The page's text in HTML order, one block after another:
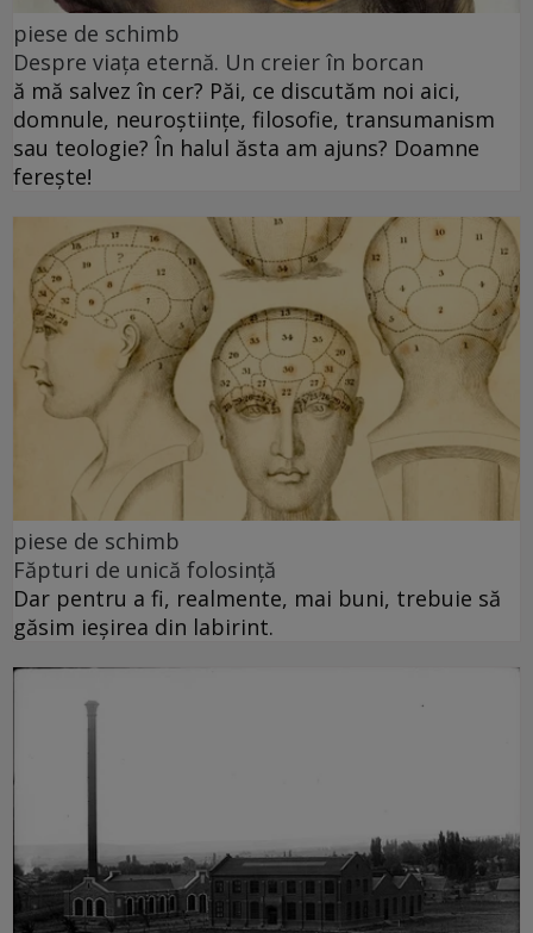
piese de schimb
Despre viața eternă. Un creier în borcan
ă mă salvez în cer? Păi, ce discutăm noi aici,
domnule, neuroștiințe, filosofie, transumanism
sau teologie? În halul ăsta am ajuns? Doamne
ferește!
piese de schimb
Făpturi de unică folosință
Dar pentru a fi, realmente, mai buni, trebuie să
găsim ieșirea din labirint.